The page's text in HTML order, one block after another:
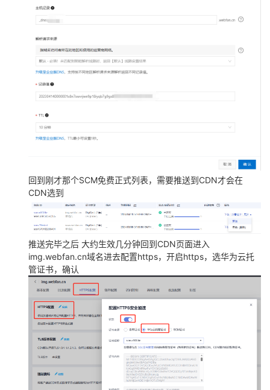
回到刚才那个SCM免费正式列表，需要推送到CDN才会在
CDN选到
推送完毕之后 大约生效几分钟回到CDN页面进入
img.webfan.cn域名进去配置https，开启https，选华为云托
管证书，确认